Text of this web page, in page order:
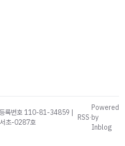
록번호 110-81-34859 |
초-0287호
RSS·
Powered
by
Inblog